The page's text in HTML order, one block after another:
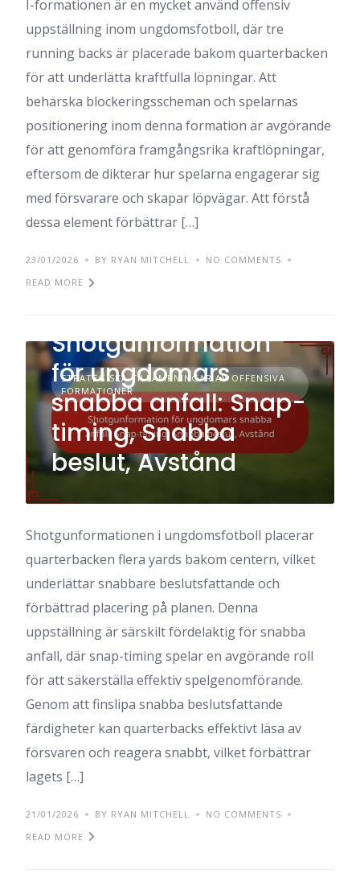
I-formationen är en mycket använd offensiv
uppställning inom ungdomsfotboll, där tre
running backs är placerade bakom quarterbacken
för att underlätta kraftfulla löpningar. Att
behärska blockeringsscheman och spelarnas
positionering inom denna formation är avgörande
för att genomföra framgångsrika kraftlöpningar,
eftersom de dikterar hur spelarna engagerar sig
med försvarare och skapar löpvägar. Att förstå
dessa element förbättrar […]
23/01/2026 BY RYAN MITCHELL
NO COMMENTS
READ MORE
STRATEGISKA TILLÄMPNINGAR AV OFFENSIVA
FORMATIONER
Shotgunformation
för ungdomars
snabba anfall: Snap-
timing, Snabba
beslut, Avstånd
Shotgunformationen i ungdomsfotboll placerar
quarterbacken flera yards bakom centern, vilket
underlättar snabbare beslutsfattande och
förbättrad placering på planen. Denna
uppställning är särskilt fördelaktig för snabba
anfall, där snap-timing spelar en avgörande roll
för att säkerställa effektiv spelgenomförande.
Genom att finslipa snabba beslutsfattande
färdigheter kan quarterbacks effektivt läsa av
försvaren och reagera snabbt, vilket förbättrar
lagets […]
21/01/2026 BY RYAN MITCHELL
NO COMMENTS
READ MORE